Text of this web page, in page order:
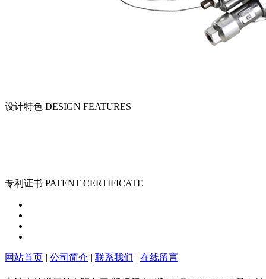
设计特色 DESIGN FEATURES
专利证书 PATENT CERTIFICATE
网站首页 | 公司简介 | 联系我们 | 在线留言